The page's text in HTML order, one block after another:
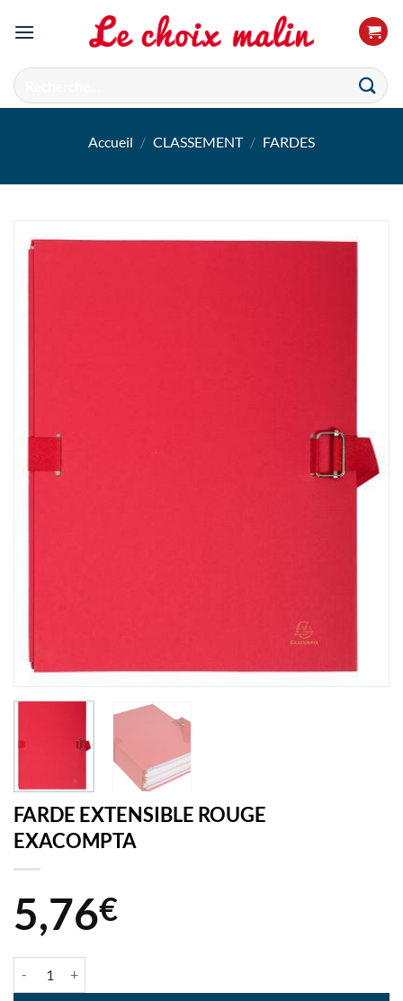
Recherche
pour :
Accueil / CLASSEMENT / FARDES
FARDE EXTENSIBLE ROUGE
EXACOMPTA
5,76€